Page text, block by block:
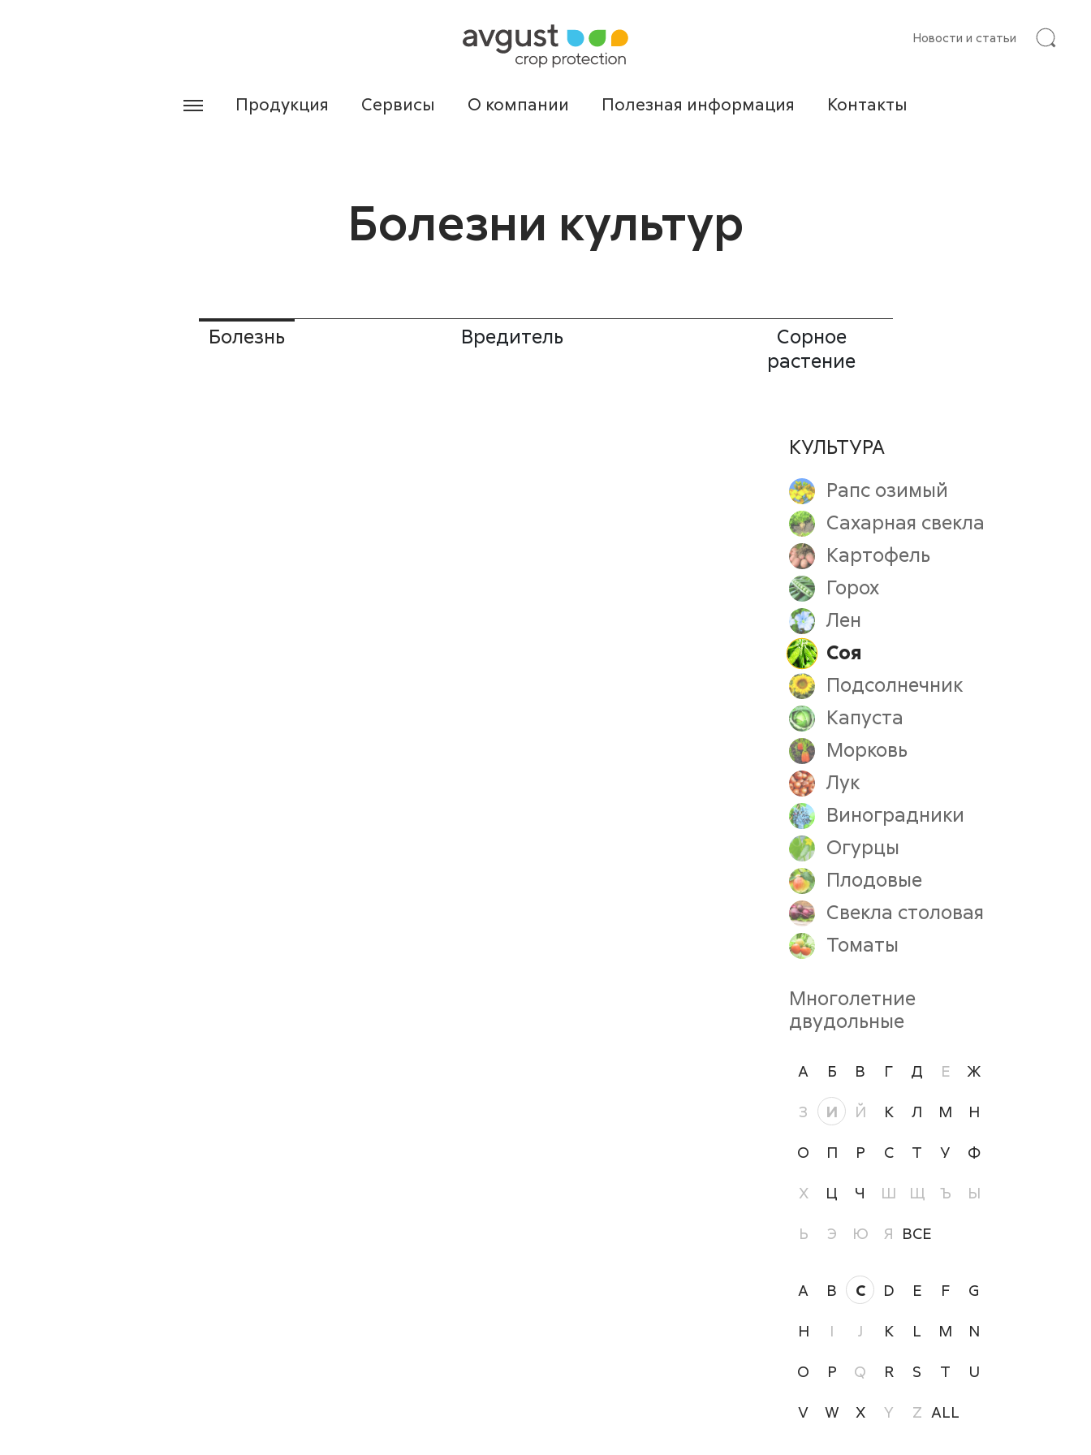
Новости и статьи
Продукция Сервисы О компании Полезная информация Контакты
Болезни культур
Болезнь Вредитель
Сорное
растение
КУЛЬТУРА
Рапс озимый
Сахарная свекла
Картофель
Горох
Лен
Соя
Подсолнечник
Капуста
Морковь
Лук
Виноградники
Огурцы
Плодовые
Свекла столовая
Томаты
Многолетние
двудольные
А Б В Г Д Е Ж
З И Й К Л М Н
О П Р С Т У Ф
Х Ц Ч Ш Щ Ъ Ы
Ь Э Ю Я ВСЕ
A B C D E F G
H I J K L M N
O P Q R S T U
V W X Y Z ALL